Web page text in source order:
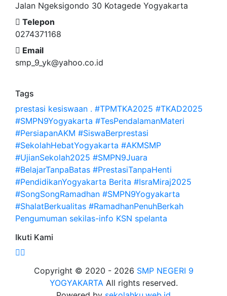
Jalan Ngeksigondo 30 Kotagede Yogyakarta
Telepon
0274371168
Email
smp_9_yk@yahoo.co.id
Tags
prestasi kesiswaan . #TPMTKA2025 #TKAD2025
#SMPN9Yogyakarta #TesPendalamanMateri
#PersiapanAKM #SiswaBerprestasi
#SekolahHebatYogyakarta #AKMSMP
#UjianSekolah2025 #SMPN9Juara
#BelajarTanpaBatas #PrestasiTanpaHenti
#PendidikanYogyakarta Berita #IsraMiraj2025
#SongSongRamadhan #SMPN9Yogyakarta
#ShalatBerkualitas #RamadhanPenuhBerkah
Pengumuman sekilas-info KSN spelanta
Ikuti Kami
Copyright © 2020 - 2026 SMP NEGERI 9
YOGYAKARTAAll rights reserved.